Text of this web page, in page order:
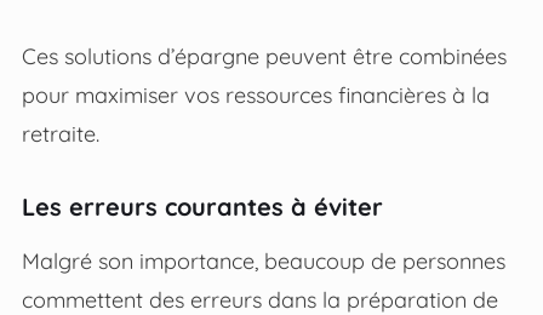
Ces solutions d’épargne peuvent être combinées
pour maximiser vos ressources financières à la
retraite.
Les erreurs courantes à éviter
Malgré son importance, beaucoup de personnes
commettent des erreurs dans la préparation de